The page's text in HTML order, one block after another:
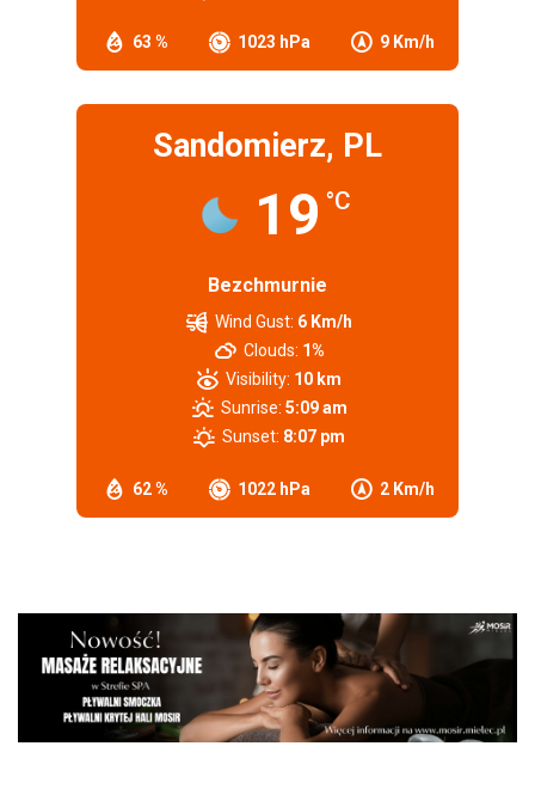
63 % 1023 hPa 9 Km/h
Sandomierz, PL
19 °C
Bezchmurnie
62 % 1022 hPa 2 Km/h
Wind Gust: 6 Km/h
Clouds: 1%
Visibility: 10 km
Sunrise: 5:09 am
Sunset: 8:07 pm